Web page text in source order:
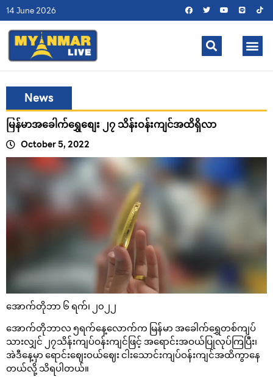
14 June 2026
News
မြန်မာအခေါက်ရွှေစျေး ၂၇ သိန်းဝန်းကျင်အထိရှိလာ
October 5, 2022
အောက်တိုဘာ ၆ ရက်၊ ၂၀၂၂
အောက်တိုဘာလ ၅ရက်နေ့လောက်က မြန်မာ အခေါက်ရွှေတစ်ကျပ်
သားလျှင် ၂၇သိန်းကျပ်ဝန်းကျင်ဖြင့် အရောင်းအဝယ်ပြုလုပ်ကြပြီး၊
အဲဒီနေ့မှာ ရောင်းဈေးဝယ်ဈေး ငါးသောင်းကျပ်ဝန်းကျင်အထိကွာနေ
တယ်လို့ သိရပါတယ်။